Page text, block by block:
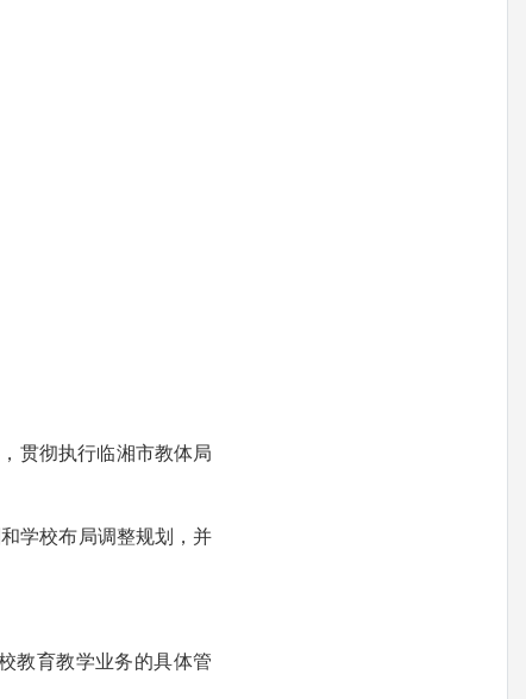
贯彻执行临湘市教体局
学校布局调整规划，并
教育教学业务的具体管